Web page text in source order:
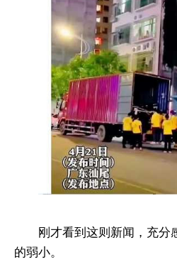
刚才看到这则新闻，充分
的弱小。